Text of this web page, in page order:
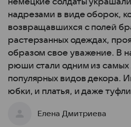
надрезами в виде оборок,
возвращавшихся с полей
растерзанных одеждах,
образом свое уважение. В
рюши стали одним из самых
популярных видов декора.
юбки, и платья, и даже
Елена Дмитриева